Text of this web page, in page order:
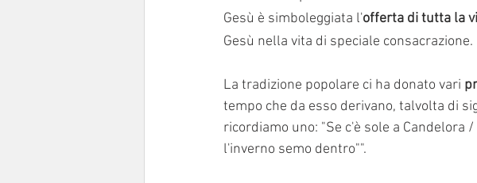
Gesù è simboleggiata l'offerta di tutta la
Gesù nella vita di speciale consacrazione.
La tradizione popolare ci ha donato vari
tempo che da esso derivano, talvolta di
ricordiamo uno: "Se c'è sole a
l'inverno semo dentro"".